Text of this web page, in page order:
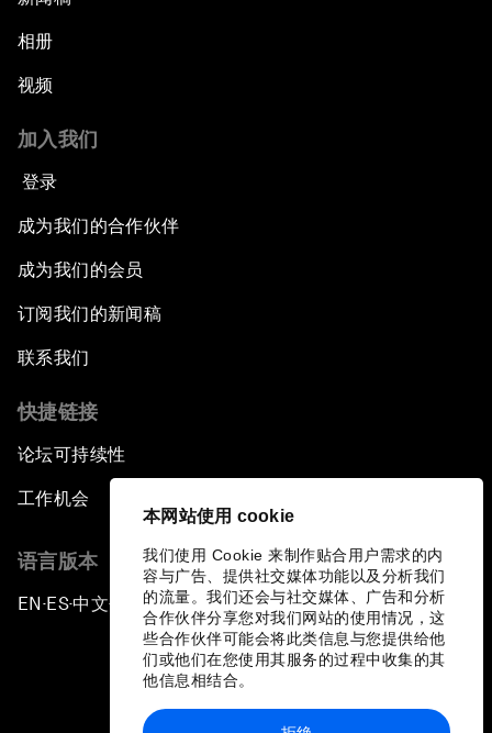
本网站使用 cookie
我们使用 Cookie 来制作贴合用户需求的内
容与广告、提供社交媒体功能以及分析我们
的流量。我们还会与社交媒体、广告和分析
合作伙伴分享您对我们网站的使用情况，这
些合作伙伴可能会将此类信息与您提供给他
们或他们在您使用其服务的过程中收集的其
他信息相结合。
相册
视频
加入我们
登录
成为我们的合作伙伴
成为我们的会员
订阅我们的新闻稿
联系我们
快捷链接
论坛可持续性
工作机会
语言版本
EN ▪ES▪中文▪ 日本語